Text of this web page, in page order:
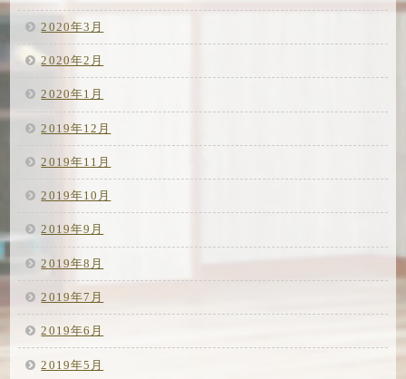
2020年3月
2020年2月
2020年1月
2019年12月
2019年11月
2019年10月
2019年9月
2019年8月
2019年7月
2019年6月
2019年5月